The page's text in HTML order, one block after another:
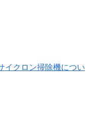
イクロン掃除機につい